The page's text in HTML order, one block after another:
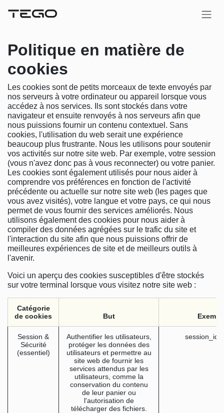
Politique en matière de
cookies
Les cookies sont de petits morceaux de texte envoyés par
nos serveurs à votre ordinateur ou appareil lorsque vous
accédez à nos services. Ils sont stockés dans votre
navigateur et ensuite renvoyés à nos serveurs afin que
nous puissions fournir un contenu contextuel. Sans
cookies, l'utilisation du web serait une expérience
beaucoup plus frustrante. Nous les utilisons pour soutenir
vos activités sur notre site web. Par exemple, votre session
(vous n'avez donc pas à vous reconnecter) ou votre panier.
Les cookies sont également utilisés pour nous aider à
comprendre vos préférences en fonction de l'activité
précédente ou actuelle sur notre site web (les pages que
vous avez visités), votre langue et votre pays, ce qui nous
permet de vous fournir des services améliorés. Nous
utilisons également des cookies pour nous aider à
compiler des données agrégées sur le trafic du site et
l'interaction du site afin que nous puissions offrir de
meilleures expériences de site et de meilleurs outils à
l'avenir.
Voici un aperçu des cookies susceptibles d'être stockés
sur votre terminal lorsque vous visitez notre site web :
Catégorie
de cookies
But
Session &
Sécurité
(essentiel)
Authentifier les utilisateurs,
protéger les données des
utilisateurs et permettre au
site web de fournir les
services attendus par les
utilisateurs, comme la
conservation du contenu
de leur panier ou
l'autorisation de
télécharger des fichiers.
session_id